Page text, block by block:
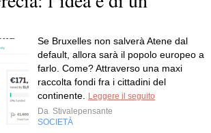
Se Bruxelles non salverà Atene dal
default, allora sarà il popolo europeo a
farlo. Come? Attraverso una maxi
raccolta fondi fra i cittadini del
continente. Leggere il seguito
Da Stivalepensante
SOCIETÀ